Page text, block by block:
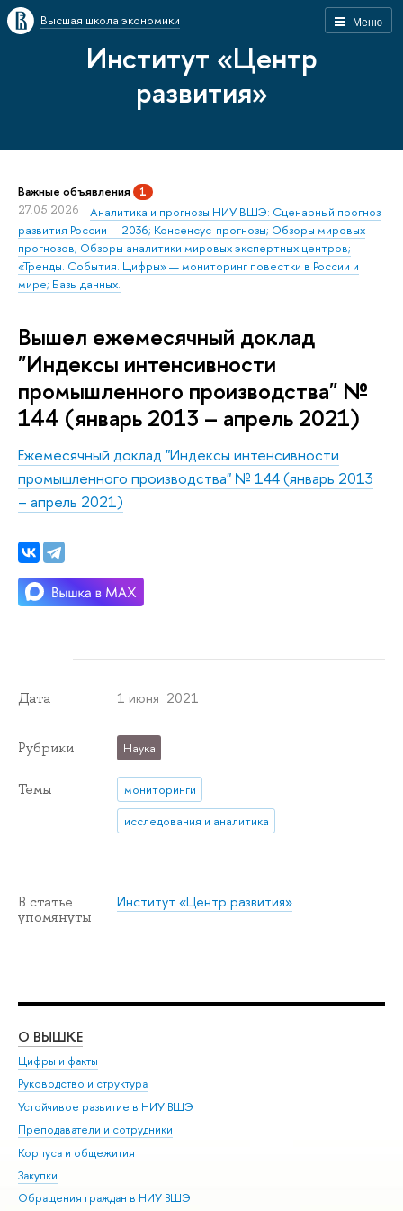
Меню
Высшая школа экономики
Институт «Центр
развития»
Важные объявления 1
27.05.2026
Аналитика и прогнозы НИУ ВШЭ: Сценарный прогноз
развития России — 2036; Консенсус-прогнозы; Обзоры мировых
прогнозов; Обзоры аналитики мировых экспертных центров;
«Тренды. События. Цифры» — мониторинг повестки в России и
мире; Базы данных.
Вышел ежемесячный доклад
"Индексы интенсивности
промышленного производства" №
144 (январь 2013 – апрель 2021)
Ежемесячный доклад "Индексы интенсивности
промышленного производства" № 144 (январь 2013
– апрель 2021)
Дата 1 июня 2021
Рубрики Наука
Темы
мониторинги
исследования и аналитика
В статье
упомянуты
Институт «Центр развития»
О ВЫШКЕ
Цифры и факты
Руководство и структура
Устойчивое развитие в НИУ ВШЭ
Преподаватели и сотрудники
Корпуса и общежития
Закупки
Обращения граждан в НИУ ВШЭ